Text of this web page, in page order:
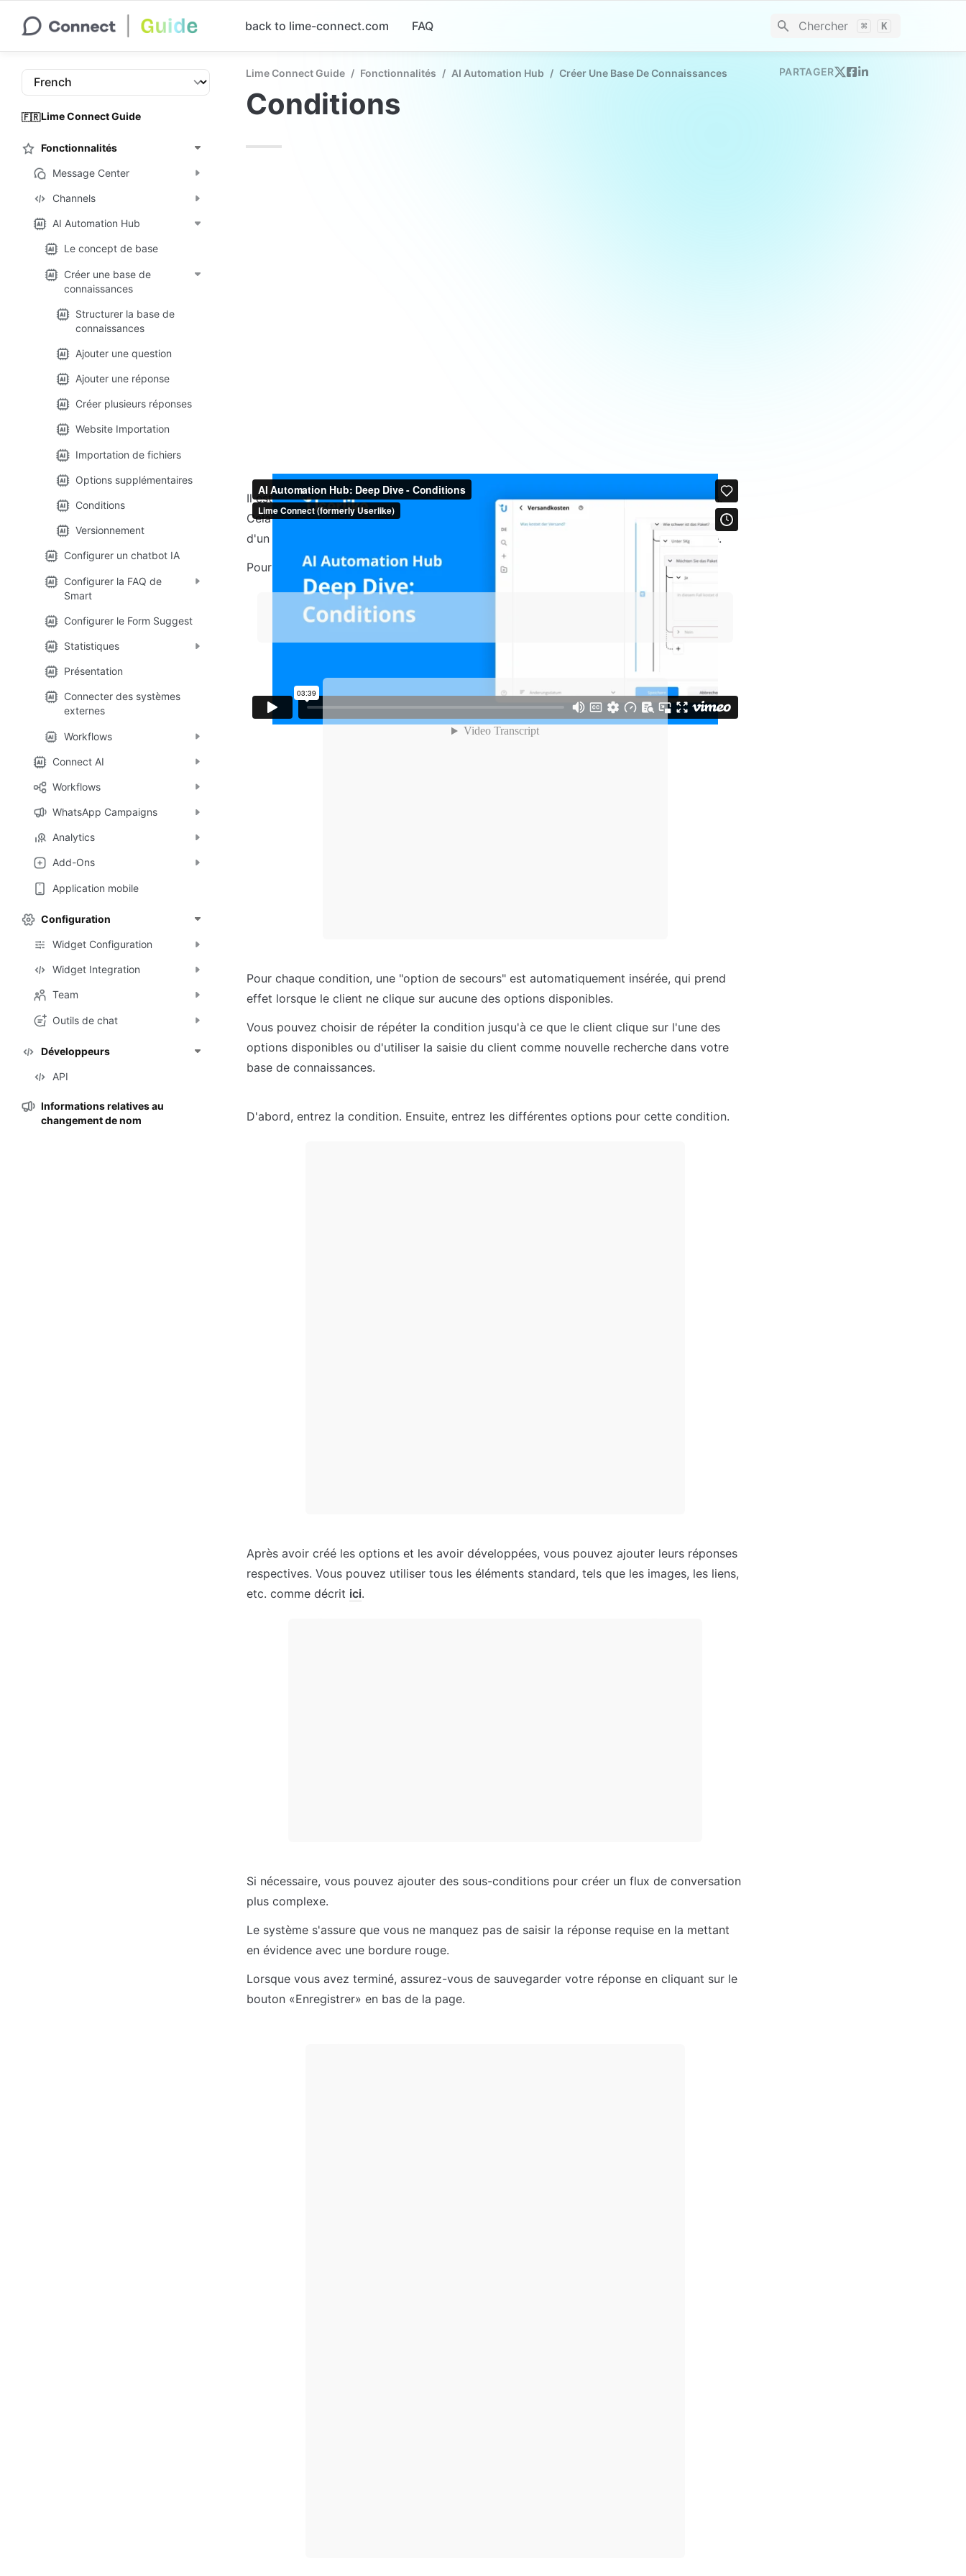
back to lime-connect.com FAQ Chercher ⌘ K
🇫🇷Lime Connect Guide
Fonctionnalités
Message Center
Channels
AI Automation Hub
Le concept de base
Créer une base de
connaissances
Structurer la base de
connaissances
Ajouter une question
Ajouter une réponse
Créer plusieurs réponses
Website Importation
Importation de fichiers
Options supplémentaires
Conditions
Versionnement
Configurer un chatbot IA
Configurer la FAQ de
Smart
Configurer le Form Suggest
Statistiques
Présentation
Connecter des systèmes
externes
Workflows
Connect AI
Workflows
WhatsApp Campaigns
Analytics
Add-Ons
Application mobile
Configuration
Widget Configuration
Widget Integration
Team
Outils de chat
Développeurs
API
Informations relatives au
changement de nom
Lime Connect Guide / Fonctionnalités / AI Automation Hub / Créer Une Base De Connaissances
Conditions
Il est important de garder à l'esprit que l'IA devrait faire la plupart du travail pour vous.
Cela signifie que l'élément conditions ne devrait être utilisé que lorsque vous avez besoin
d'un flux de conversation très spécifique et prédéterminé
une réponse spécifique.
Pour créer une condition, cliquez sur l'icône des conditions
Pour chaque condition, une "option de secours" est automatiquement insérée, qui prend
effet lorsque le client ne clique sur aucune des options disponibles.
Vous pouvez choisir de répéter la condition jusqu'à ce que le client clique sur l'une des
options disponibles ou d'utiliser la saisie du client comme nouvelle recherche dans votre
base de connaissances.
D'abord, entrez la condition. Ensuite, entrez les différentes options pour cette condition.
Après avoir créé les options et les avoir développées, vous pouvez ajouter leurs réponses
respectives. Vous pouvez utiliser tous les éléments standard, tels que les images, les liens,
etc. comme décrit ici.
Si nécessaire, vous pouvez ajouter des sous-conditions pour créer un flux de conversation
plus complexe.
Le système s'assure que vous ne manquez pas de saisir la réponse requise en la mettant
en évidence avec une bordure rouge.
Lorsque vous avez terminé, assurez-vous de sauvegarder votre réponse en cliquant sur le
bouton «Enregistrer» en bas de la page.
PARTAGER